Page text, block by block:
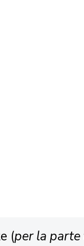
(per la parte